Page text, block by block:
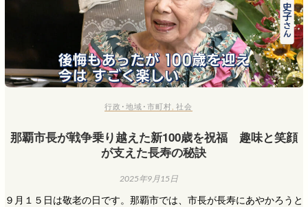
行政･地域･市町村 ,社会
那覇市長が戦争乗り越えた新100歳を祝福 趣味と笑顔
が支えた長寿の秘訣
2025年9月15日
９月１５日は敬老の日です。那覇市では、市長が長寿にあやかろうと